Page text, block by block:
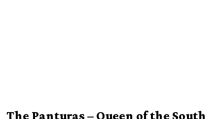
The Panturas – Queen of the South